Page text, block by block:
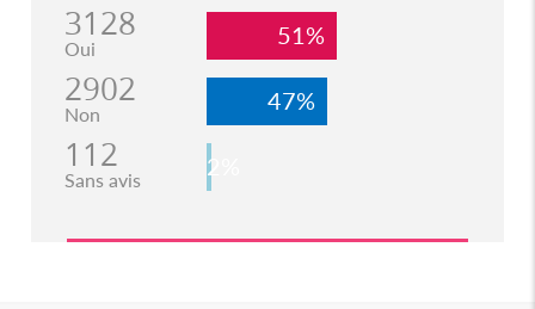
3128
Oui 51%
2902
Non 47%
112
Sans avis 2%